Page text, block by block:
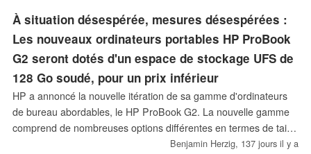
À situation désespérée, mesures désespérées :
Les nouveaux ordinateurs portables HP ProBook
G2 seront dotés d'un espace de stockage UFS de
128 Go soudé, pour un prix inférieur
HP a annoncé la nouvelle itération de sa gamme d'ordinateurs
de bureau abordables, le HP ProBook G2. La nouvelle gamme
comprend de nombreuses options différentes en termes de taille
et de fonctionnalités, avec des écrans de meilleure qualité
Benjamin Herzig, 137 jours il y a